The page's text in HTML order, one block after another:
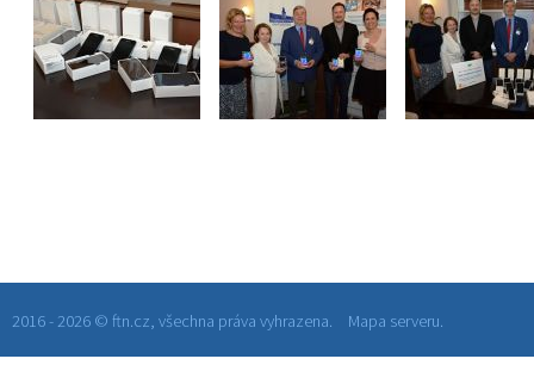
2016 - 2026 © ftn.cz, všechna práva vyhrazena. Mapa serveru.